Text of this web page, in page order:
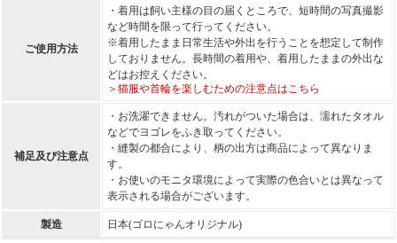
ご使用方法
・着用は飼い主様の目の届くところで、短時間の写真撮影
など時間を限って行ってください。
※着用したまま日常生活や外出を行うことを想定して制作
しておりません。長時間の着用や、着用したままの外出な
どはお控えください。
＞猫服や首輪を楽しむための注意点はこちら
補足及び注意点
・お洗濯できません。汚れがついた場合は、濡れたタオル
などでヨゴレをふき取ってください。
・縫製の都合により、柄の出方は商品によって異なりま
す。
・お使いのモニタ環境によって実際の色合いとは異なって
表示される場合がございます。
製造 日本(ゴロにゃんオリジナル)